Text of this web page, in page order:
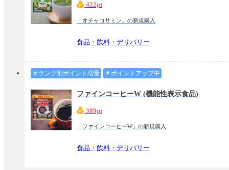
422pt
「オチャコサミン」の新規購入
食品・飲料・デリバリー
＃ランク別ポイント増量 ＃ポイントアップ中
ファインコーヒーW (機能性表示食品)
389pt
「ファインコーヒーW」の新規購入
食品・飲料・デリバリー